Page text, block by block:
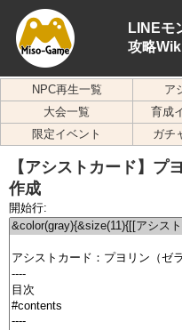
LINE
攻略
NPC再生一覧 ア
大会一覧
育成
限定イベント
ガチ
【アシストカード】プ
作成
開始行: